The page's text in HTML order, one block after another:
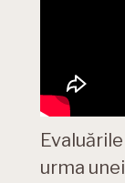
urma